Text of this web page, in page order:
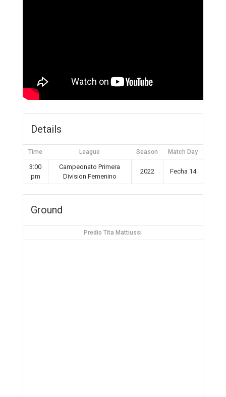
Details
Time League Season Match Day
3:00
pm
Campeonato Primera
Division Femenino
2022 Fecha 14
Ground
Predio Tita Mattiussi